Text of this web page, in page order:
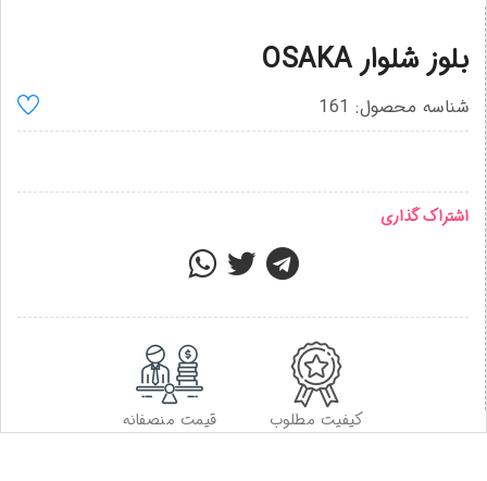
بلوز شلوار OSAKA
شناسه محصول: 161
اشتراک گذاری
قیمت منصفانه کیفیت مطلوب